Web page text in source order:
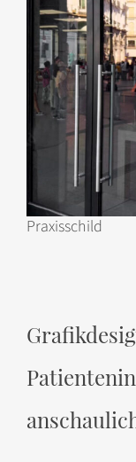
Praxisschild